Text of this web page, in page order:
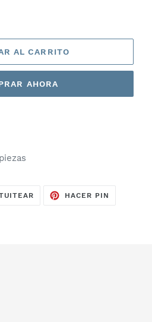
AL CARRITO
AHORA
TUITEARHACER PIN